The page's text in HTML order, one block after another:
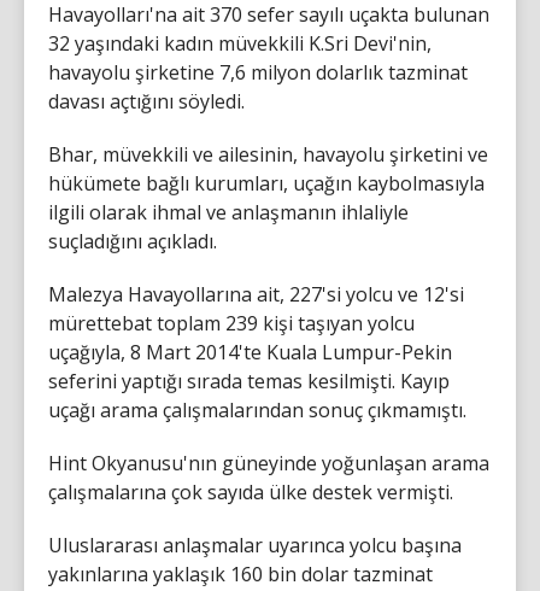
Havayolları'na ait 370 sefer sayılı uçakta bulunan
32 yaşındaki kadın müvekkili K.Sri Devi'nin,
havayolu şirketine 7,6 milyon dolarlık tazminat
davası açtığını söyledi.
Bhar, müvekkili ve ailesinin, havayolu şirketini ve
hükümete bağlı kurumları, uçağın kaybolmasıyla
ilgili olarak ihmal ve anlaşmanın ihlaliyle
suçladığını açıkladı.
Malezya Havayollarına ait, 227'si yolcu ve 12'si
mürettebat toplam 239 kişi taşıyan yolcu
uçağıyla, 8 Mart 2014'te Kuala Lumpur-Pekin
seferini yaptığı sırada temas kesilmişti. Kayıp
uçağı arama çalışmalarından sonuç çıkmamıştı.
Hint Okyanusu'nın güneyinde yoğunlaşan arama
çalışmalarına çok sayıda ülke destek vermişti.
Uluslararası anlaşmalar uyarınca yolcu başına
yakınlarına yaklaşık 160 bin dolar tazminat